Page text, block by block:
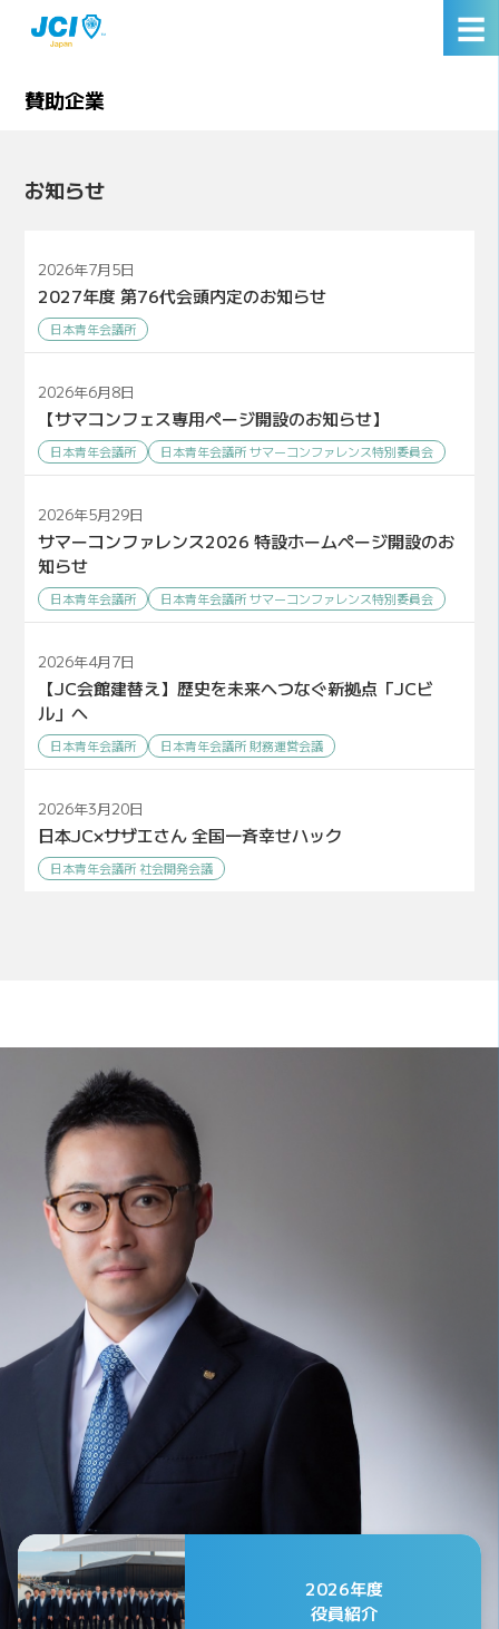
☰
賛助企業
お知らせ
2026年7月5日
2027年度 第76代会頭内定のお知らせ
日本青年会議所
2026年6月8日
【サマコンフェス専用ページ開設のお知らせ】
日本青年会議所 日本青年会議所 サマーコンファレンス特別委員会
2026年5月29日
サマーコンファレンス2026 特設ホームページ開設のお
知らせ
日本青年会議所 日本青年会議所 サマーコンファレンス特別委員会
2026年4月7日
【JC会館建替え】歴史を未来へつなぐ新拠点「JCビ
ル」へ
日本青年会議所 日本青年会議所 財務運営会議
2026年3月20日
日本JC×サザエさん 全国一斉幸せハック
日本青年会議所 社会開発会議
2026年度
役員紹介